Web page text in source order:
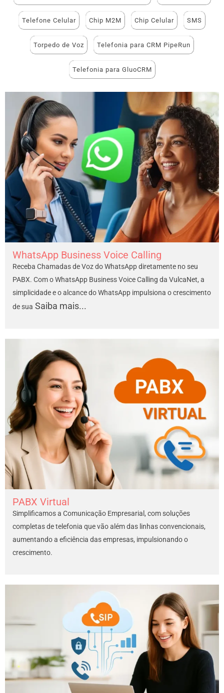
Telefone Celular Chip M2M Chip Celular SMS
Torpedo de Voz Telefonia para CRM PipeRun
Telefonia para GluoCRM
WhatsApp Business Voice Calling
Receba Chamadas de Voz do WhatsApp diretamente no seu
PABX. Com o WhatsApp Business Voice Calling da VulcaNet, a
simplicidade e o alcance do WhatsApp impulsiona o crescimento
de sua Saiba mais...
PABX Virtual
Simplificamos a Comunicação Empresarial, com soluções
completas de telefonia que vão além das linhas convencionais,
aumentando a eficiência das empresas, impulsionando o
crescimento.